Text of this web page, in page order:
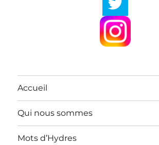
Accueil
Qui nous sommes
Mots d’Hydres